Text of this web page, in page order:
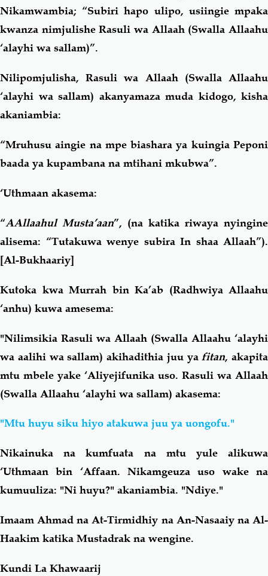
Nikamwambia; “Subiri hapo ulipo, usiingie mpaka
kwanza nimjulishe Rasuli wa Allaah (Swalla Allaahu
‘alayhi wa sallam)”.
Nilipomjulisha, Rasuli wa Allaah (Swalla Allaahu
‘alayhi wa sallam) akanyamaza muda kidogo, kisha
akaniambia:
“Mruhusu aingie na mpe biashara ya kuingia Peponi
baada ya kupambana na mtihani mkubwa”.
‘Uthmaan akasema:
“AAllaahul Musta’aan”, (na katika riwaya nyingine
alisema: “Tutakuwa wenye subira In shaa Allaah”).
[Al-Bukhaariy]
Kutoka kwa Murrah bin Ka’ab (Radhwiya Allaahu
‘anhu) kuwa amesema:
"Nilimsikia Rasuli wa Allaah (Swalla Allaahu ‘alayhi
wa aalihi wa sallam) akihadithia juu yafitan, akapita
mtu mbele yake ‘Aliyejifunika uso. Rasuli wa Allaah
(Swalla Allaahu ‘alayhi wa sallam) akasema:
"Mtu huyu siku hiyo atakuwa juu ya uongofu."
Nikainuka na kumfuata na mtu yule alikuwa
‘Uthmaan bin ‘Affaan. Nikamgeuza uso wake na
kumuuliza: "Ni huyu?" akaniambia. "Ndiye."
Imaam Ahmad na At-Tirmidhiy na An-Nasaaiy na Al-
Haakim katika Mustadrak na wengine.
Kundi La Khawaarij